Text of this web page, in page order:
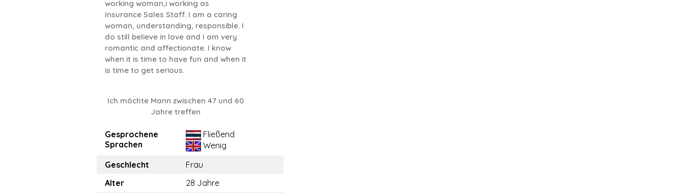
working woman,i working as
Insurance Sales Staff. I am a caring
woman, understanding, responsible. I
do still believe in love and I am very
romantic and affectionate. I know
when it is time to have fun and when it
is time to get serious.
Ich möchte Mann zwischen 47 und 60
Jahre treffen
Gesprochene
Sprachen
Fließend
Wenig
Geschlecht
Frau
Alter
28 Jahre